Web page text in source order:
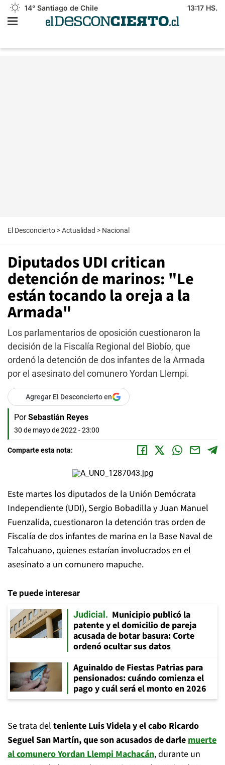
14° Santiago de Chile 13:17 HS.
El Desconcierto >Actualidad > Nacional
Diputados UDI critican
detención de marinos: "Le
están tocando la oreja a la
Armada"
Los parlamentarios de oposición cuestionaron la
decisión de la Fiscalía Regional del Biobío, que
ordenó la detención de dos infantes de la Armada
por el asesinato del comunero Yordan Llempi.
Agregar El Desconcierto en
Por Sebastián Reyes
30 de mayo de 2022 - 23:00
Comparte esta nota:
Este martes los diputados de la Unión Demócrata
Independiente (UDI), Sergio Bobadilla y Juan Manuel
Fuenzalida, cuestionaron la detención tras orden de
Fiscalía de dos infantes de marina en la Base Naval de
Talcahuano, quienes estarían involucrados en el
asesinato a un comunero mapuche.
Te puede interesar
Judicial
Municipio publicó la
patente y el domicilio de pareja
acusada de botar basura: Corte
ordenó ocultar sus datos
Aguinaldo de Fiestas Patrias para
pensionados: cuándo comienza el
pago y cuál será el monto en 2026
Se trata del teniente Luis Videla y el cabo Ricardo
Seguel San Martín, que son acusados de darlemuerte
al comunero Yordan Llempi Machacán, durante un